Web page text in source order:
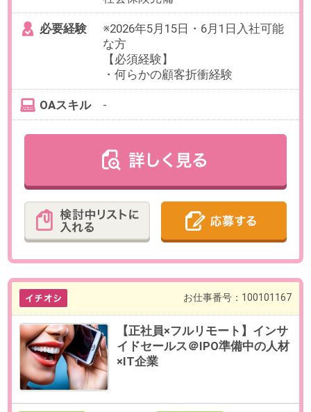
【交通費】支給 ※上限額に応じて
設定
【賞与】年2回（6月・12月）
【昇給】年1回（9月）
【休日休暇】
＜年間休日121日＞
土日祝日休み※会社カレンダーによ
り一部祝日は振替出勤有
年末年始休暇、有給休暇、慶弔休
暇、特別休暇、産休育児休暇
【福利厚生】
ックオプション制度、社員持株会
制度、その他
必要経験 【必須】
・メーカーまたは商社での勤務経
験
・法人営業の経験（年数不問）
OAスキル -
【正社員×週3在宅＆年収700万